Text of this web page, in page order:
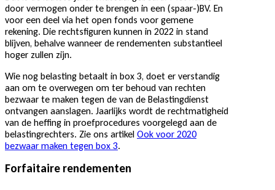
door vermogen onder te brengen in een (spaar-)BV. En
voor een deel via het open fonds voor gemene
rekening. Die rechtsfiguren kunnen in 2022 in stand
blijven, behalve wanneer de rendementen substantieel
hoger zullen zijn.
Wie nog belasting betaalt in box 3, doet er verstandig
aan om te overwegen om ter behoud van rechten
bezwaar te maken tegen de van de Belastingdienst
ontvangen aanslagen. Jaarlijks wordt de rechtmatigheid
van de heffing in proefprocedures voorgelegd aan de
belastingrechters. Zie ons artikel Ook voor 2020
bezwaar maken tegen box 3.
Forfaitaire rendementen